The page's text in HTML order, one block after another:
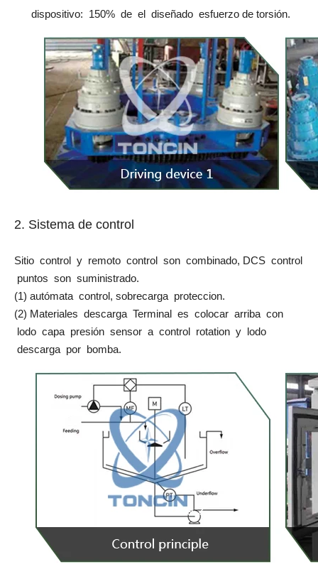
dispositivo: 150% de el diseñado esfuerzo de torsión.
2. Sistema de control
Sitio control y remoto control son combinado, DCS control
puntos son suministrado.
(1) autómata control, sobrecarga proteccion.
(2) Materiales descarga Terminal es colocar arriba con
lodo capa presión sensor a control rotation y lodo
descarga por bomba.